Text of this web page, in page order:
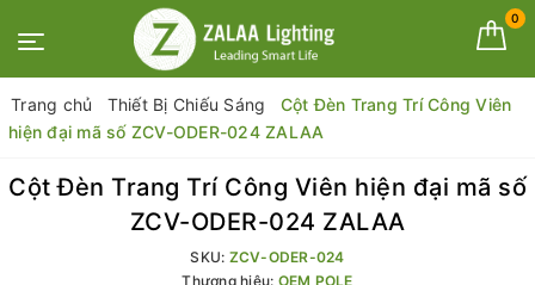
0
Trang chủ Thiết Bị Chiếu Sáng
Cột Đèn Trang Trí Công Viên
hiện đại mã số ZCV-ODER-024 ZALAA
Cột Đèn Trang Trí Công Viên hiện đại mã số
ZCV-ODER-024 ZALAA
SKU: ZCV-ODER-024
Thương hiệu: OEM POLE